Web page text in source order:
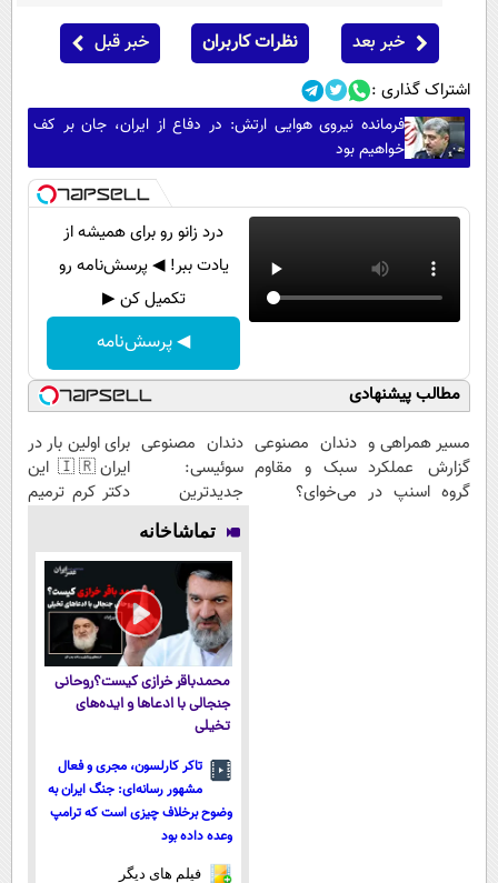
خبر بعد نظرات کاربران خبر قبل
اشتراک گذاری :
فرمانده نیروی هوایی ارتش: در دفاع از ایران، جان بر کف
خواهیم بود
درد زانو رو برای همیشه از
یادت ببر! ◀ پرسش‌نامه رو
تکمیل کن ▶
◀ پرسش‌نامه
مطالب پیشنهادی
مسیر همراهی و
گزارش عملکرد
گروه اسنپ در
دندان مصنوعی
سبک و مقاوم
می‌خوای؟
دندان مصنوعی
سوئیسی:
جدیدترین
فناوری اروپا،
سبک و مقاوم |
پرداخت قسطی
برای اولین بار در
ایران🇮🇷 این
دکتر کرم ترمیم
تماشاخانه
محمدباقر خرازی کیست؟روحانی
جنجالی با ادعاها و ایده‌های
تخیلی
تاکر کارلسون، مجری و فعال
مشهور رسانه‌ای: جنگ ایران به
وضوح برخلاف چیزی است که ترامپ
وعده داده بود
فیلم های دیگر